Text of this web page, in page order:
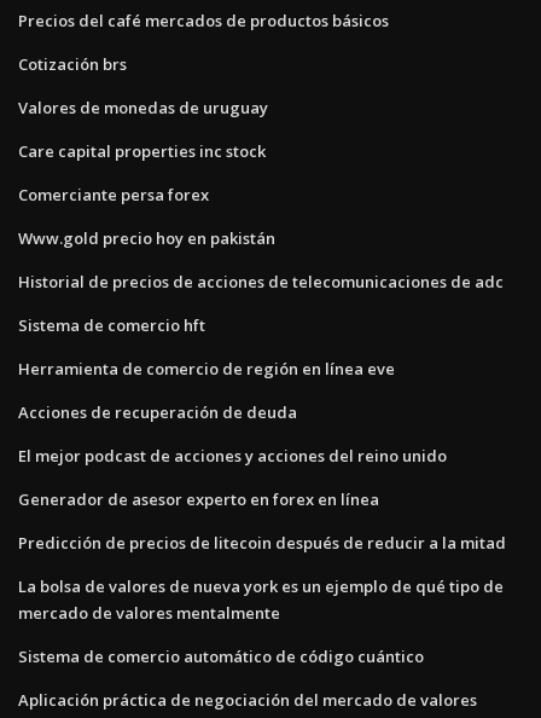
Precios del café mercados de productos básicos
Cotización brs
Valores de monedas de uruguay
Care capital properties inc stock
Comerciante persa forex
Www.gold precio hoy en pakistán
Historial de precios de acciones de telecomunicaciones de adc
Sistema de comercio hft
Herramienta de comercio de región en línea eve
Acciones de recuperación de deuda
El mejor podcast de acciones y acciones del reino unido
Generador de asesor experto en forex en línea
Predicción de precios de litecoin después de reducir a la mitad
La bolsa de valores de nueva york es un ejemplo de qué tipo de
mercado de valores mentalmente
Sistema de comercio automático de código cuántico
Aplicación práctica de negociación del mercado de valores